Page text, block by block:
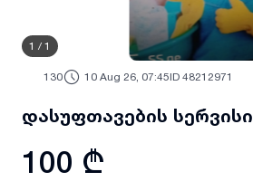
1 / 1
130 10 Aug 26, 07:45ID 48212971
დასუფთავების სერვისი
100 ₾